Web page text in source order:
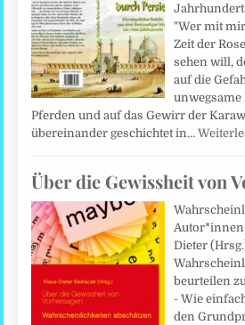
"Wer mit
Zeit der
sehen will,
auf die
unwegsame
Pferden und auf das Gewirr der
übereinander geschichtet in…
Über die Gewissheit von
Dieter
beurteilen
- Wie
den